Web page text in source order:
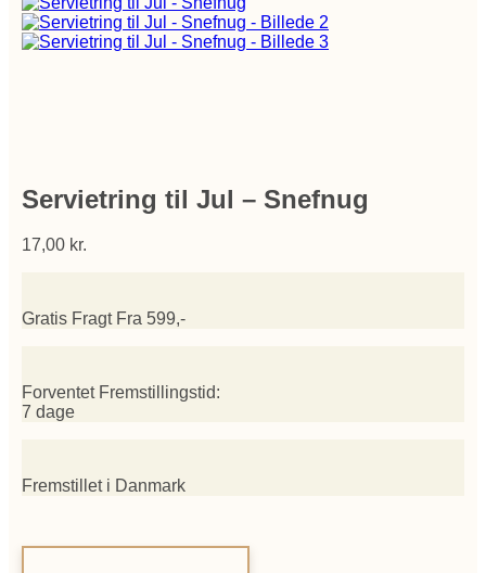
Servietring til Jul – Snefnug
17,00 kr.
Gratis Fragt Fra 599,-
Forventet Fremstillingstid:
7 dage
Fremstillet i Danmark